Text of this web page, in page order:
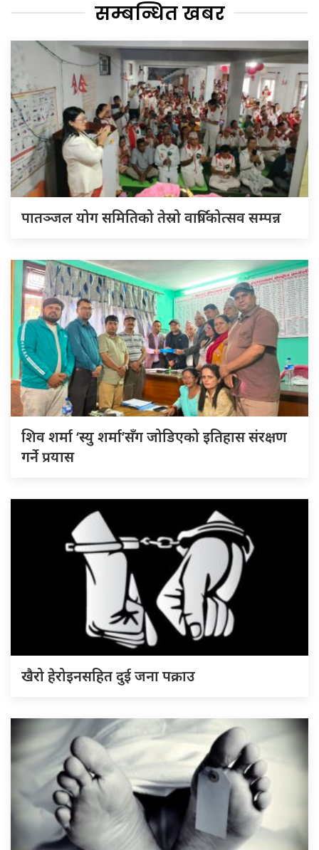
सम्बन्धित खबर
पातञ्जल योग समितिको तेस्रो वार्षिकोत्सव सम्पन्न
शिव शर्मा ‘स्यु शर्मा’सँग जोडिएको इतिहास संरक्षण
गर्ने प्रयास
खैरो हेरोइनसहित दुई जना पक्राउ